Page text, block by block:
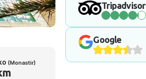
Tripadvisor
Google
(Monastir)